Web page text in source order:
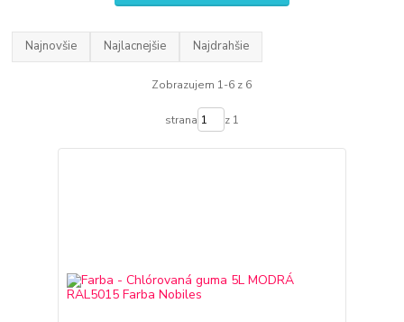
Najnovšie Najlacnejšie Najdrahšie
Zobrazujem 1-6 z 6
strana z 1